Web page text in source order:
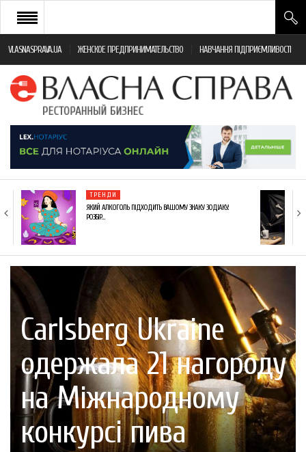
VLASNASPRAVA.UA ЖЕНСКОЕ ПРЕДПРИНИМАТЕЛЬСТВО НАВЧАННЯ ПІДПРИЄМЛИВОСТІ
НОВИНИ РЕСТОРАННОГО БІЗНЕСУ
ЯК ВІДКРИТИ ТА УСПІШНО КЕРУВАТИ
МОНІТОРИНГ ЗАКОНОДАВСТВА
ФРАНЧАЙЗИНГ
КНИГИ
ТРЕНДИ
ЯКИЙ АЛКОГОЛЬ ПІДХОДИТЬ ВАШОМУ ЗНАКУ ЗОДІАКУ:
РОЗБІР…
Carlsberg Ukraine
одержала 21 нагороду
на Міжнародному
конкурсі пива